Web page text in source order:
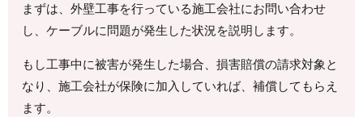
まずは、外壁工事を行っている施工会社にお問い合わせ
し、ケーブルに問題が発生した状況を説明します。
もし工事中に被害が発生した場合、損害賠償の請求対象と
なり、施工会社が保険に加入していれば、補償してもらえ
ます。